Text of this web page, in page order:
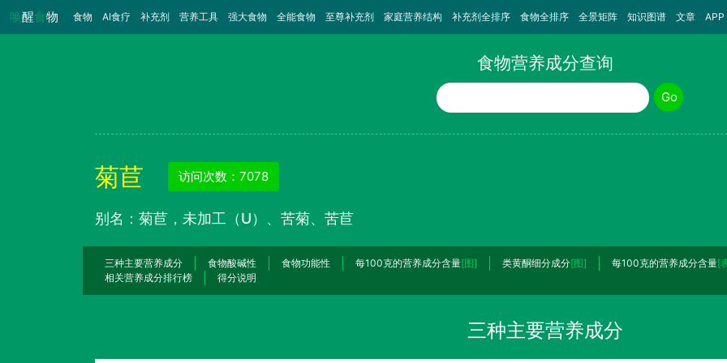
唤醒食物 食物 （当前）
AI食疗 补充剂 营养工具 强大食物 全能食物 至尊补充剂 家庭营养结构 补充剂全排序 食物全排序 全景矩阵 知识图谱 文章 APP
食物营养成分查询
食物名称
Go
菊苣 访问次数：7078
别名：菊苣，未加工（U）、苦菊、苦苣
三种主要营养成分 食物酸碱性 食物功能性 每100克的营养成分含量[图] 类黄酮细分成分[图] 每100克的营养成分含量[
相关营养成分排行榜
得分说明
三种主要营养成分